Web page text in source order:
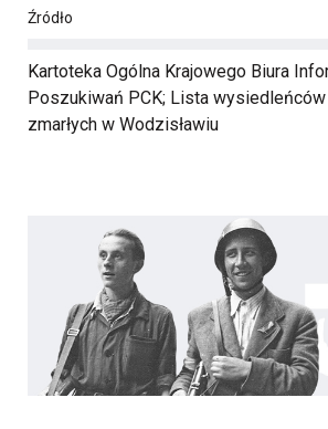
Źródło
Kartoteka Ogólna Krajowego Biura
Poszukiwań PCK; Lista
zmarłych w Wodzisławiu